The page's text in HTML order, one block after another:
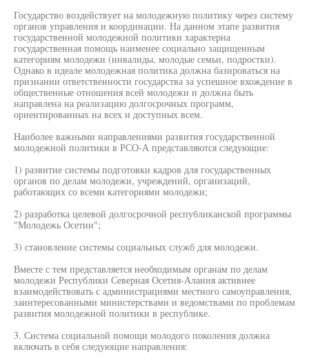
Государство воздействует на молодежную политику через систему
органов управления и координации. На данном этапе развития
государственной молодежной политики характерна
государственная помощь наименее социально защищенным
категориям молодежи (инвалиды, молодые семьи, подростки).
Однако в идеале молодежная политика должна базироваться на
признании ответственности государства за успешное вхождение в
общественные отношения всей молодежи и должна быть
направлена на реализацию долгосрочных программ,
ориентированных на всех и доступных всем.
Наиболее важными направлениями развития государственной
молодежной политики в РСО-А представляются следующие:
1) развитие системы подготовки кадров для государственных
органов по делам молодежи, учреждений, организаций,
работающих со всеми категориями молодежи;
2) разработка целевой долгосрочной республиканской программы
"Молодежь Осетии";
3) становление системы социальных служб для молодежи.
Вместе с тем представляется необходимым органам по делам
молодежи Республики Северная Осетия-Алания активнее
взаимодействовать с администрациями местного самоуправления,
заинтересованными министерствами и ведомствами по проблемам
развития молодежной политики в республике.
3. Система социальной помощи молодого поколения должна
включать в себя следующие направления: